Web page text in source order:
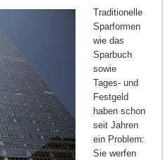
Traditionelle
Sparformen
wie das
Sparbuch
sowie
Tages- und
Festgeld
haben schon
seit Jahren
ein Problem:
Sie werfen